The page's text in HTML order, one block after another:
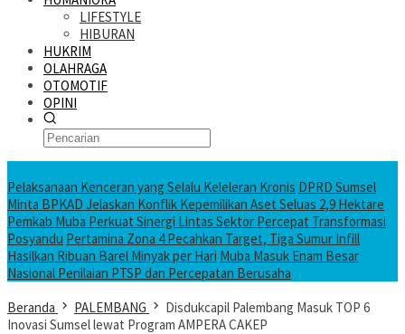
LIFESTYLE
HIBURAN
HUKRIM
OLAHRAGA
OTOMOTIF
OPINI
Pelaksanaan Kenceran yang Selalu Keleleran Kronis DPRD Sumsel
Minta BPKAD Jelaskan Konflik Kepemilikan Aset Seluas 2,9 Hektare
Pemkab Muba Perkuat Sinergi Lintas Sektor Percepat Transformasi
Posyandu Pertamina Zona 4 Pecahkan Target, Tiga Sumur Infill
Hasilkan Ribuan Barel Minyak per Hari Muba Masuk Enam Besar
Nasional Penilaian PTSP dan Percepatan Berusaha
Beranda
PALEMBANG
Disdukcapil Palembang Masuk TOP 6
Inovasi Sumsel lewat Program AMPERA CAKEP